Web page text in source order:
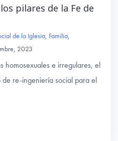
pilares de la Fe de
de la Iglesia, Familia,
2023
homosexuales e irregulares, el
de re-ingeniería social para el